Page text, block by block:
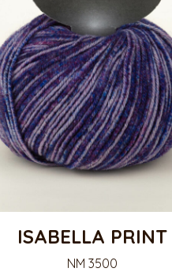
ISABELLA PRINT
NM 3500